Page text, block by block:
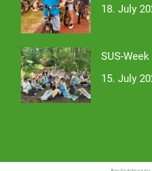
18. July
SUS-
15. July